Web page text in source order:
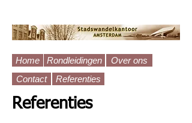
Home Rondleidingen
Over ons
Contact
Referenties
Referenties